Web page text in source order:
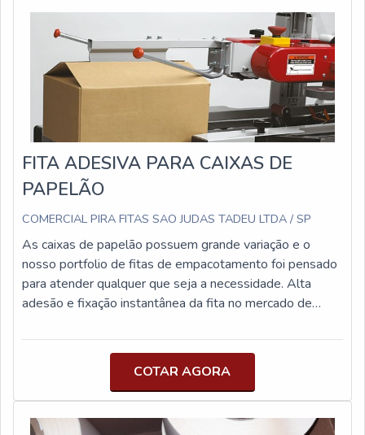
jogo americano kraft e envelope para dízimo.É reconhecida
por ser uma empresa comprometida com seus serviços e
que preza pela segurança, qualificações possíveis pelo fato
de possuir escritório de alta qualidade onde são realizadas as
atividades e equipamentos de última geração.Tudo isso,
somado à performance de uma equipe multidisciplinar de
consultores associados e alta qualidade, fecha o ciclo de
entrega com excelência para toda a carteira de clientes....
FITA ADESIVA PARA CAIXAS DE
PAPELÃO
COMERCIAL PIRA FITAS SAO JUDAS TADEU LTDA / SP
As caixas de papelão possuem grande variação e o
nosso portfolio de fitas de empacotamento foi pensado
para atender qualquer que seja a necessidade. Alta
adesão e fixação instantânea da fita no mercado de
ajudam a garantir a segurança do fechamento da sua
total do rolo maximizam a produtividade e reduz
desperdícios. Reduzir a necessidade de retrabalho alivia
o impacto da escassez de mão de obra e pode oferecer
COTAR AGORA